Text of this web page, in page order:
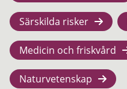
Särskilda risker
Medicin och friskvård
Naturvetenskap